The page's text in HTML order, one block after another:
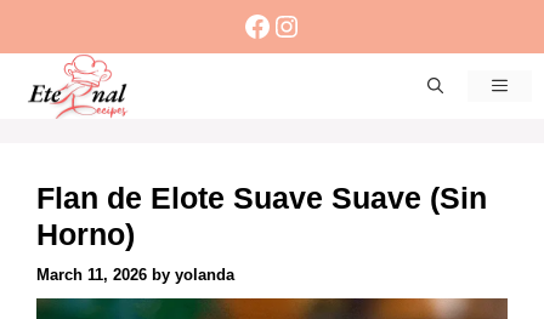
content
Facebook
Instagram
Flan de Elote Suave Suave (Sin
Horno)
March 11, 2026 by yolanda